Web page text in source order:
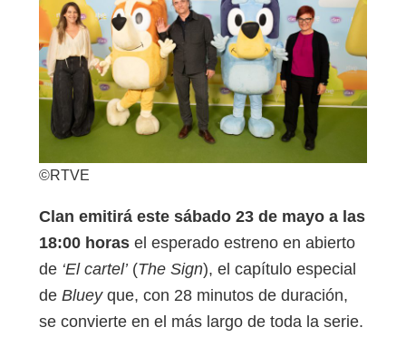
©RTVE
Clan emitirá este sábado 23 de mayo a las
18:00 horas el esperado estreno en abierto
de ‘El cartel’(The Sign), el capítulo especial
de Blueyque, con 28 minutos de duración,
se convierte en el más largo de toda la serie.